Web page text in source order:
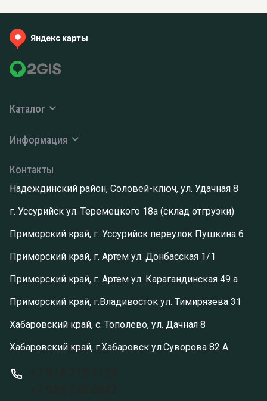
Каталог
Информация
Контакты
Надеждинский район, Соловей-ключ, ул. Удачная 8
г. Уссурийск ул. Теремецкого 18а (склад отгрузки)
Приморский край, г. Уссурийск переулок Пушкина 6
Приморский край, г. Артем ул. Донбасская 1/1
Приморский край, г. Артем ул. Карагандинская 49 а
Приморский край, г.Владивосток ул. Тимирязева 31
Хабаровский край, с. Тополево, ул. Дачная 8
Хабаровский край, г.Хабаровск ул.Суворова 82 А